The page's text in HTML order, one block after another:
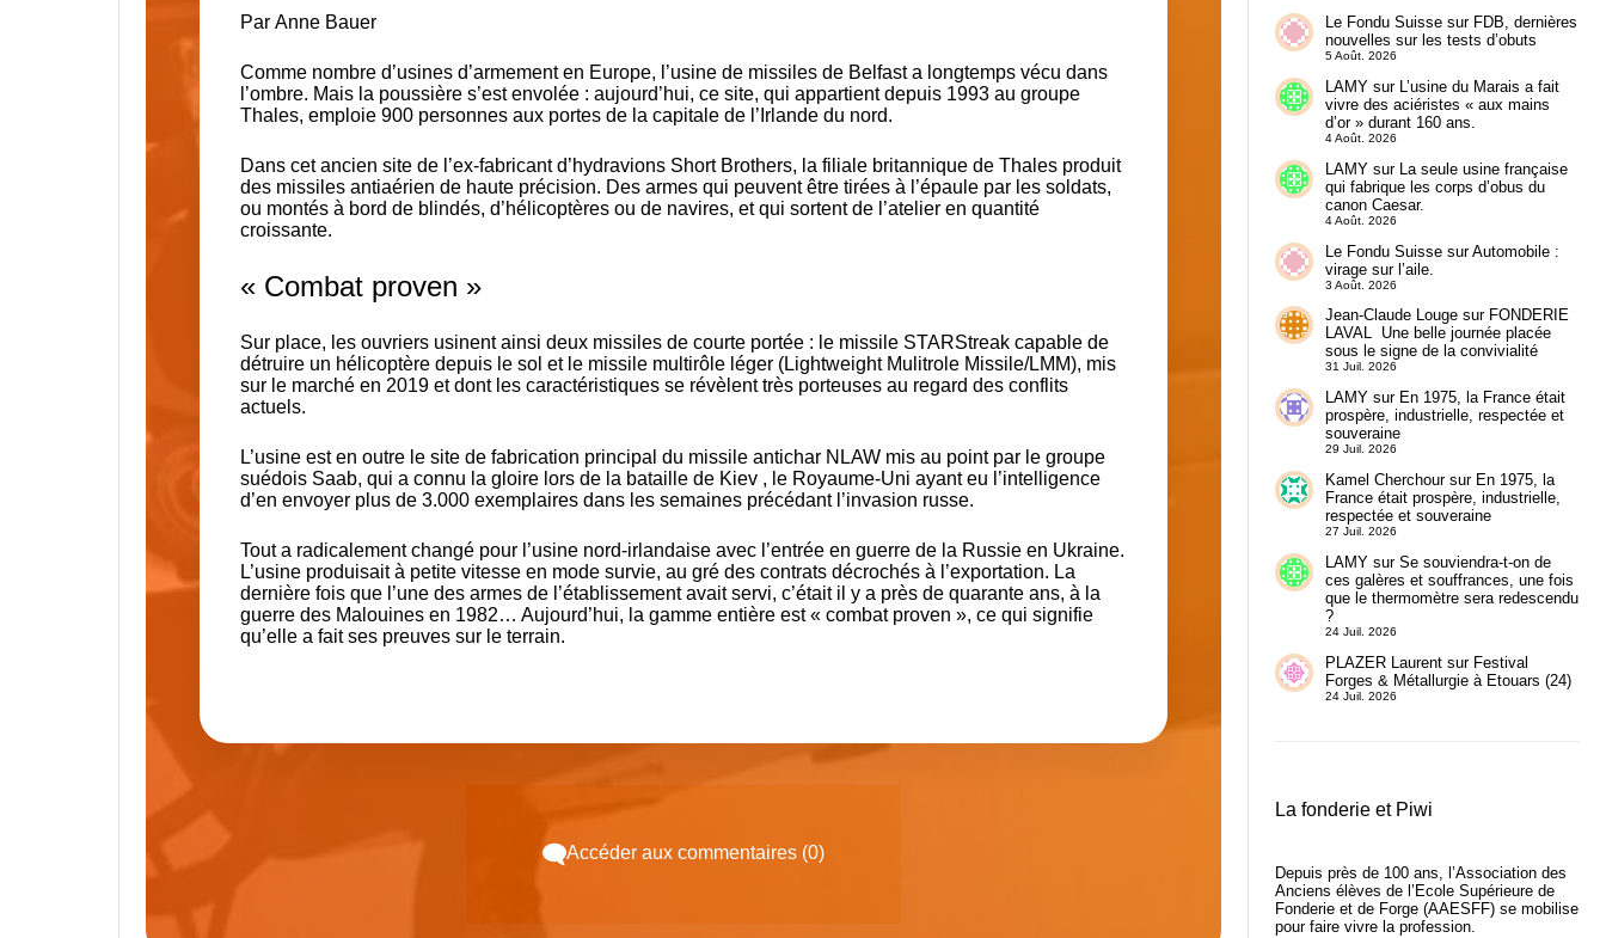
Par Anne Bauer
Comme nombre d’usines d’armement en Europe, l’usine de missiles de Belfast a longtemps vécu dans
l’ombre. Mais la poussière s’est envolée : aujourd’hui, ce site, qui appartient depuis 1993 au groupe
Thales, emploie 900 personnes aux portes de la capitale de l’Irlande du nord.
Dans cet ancien site de l’ex-fabricant d’hydravions Short Brothers, la filiale britannique de Thalesproduit
des missiles antiaérien de haute précision. Des armes qui peuvent être tirées à l’épaule par les soldats,
ou montés à bord de blindés, d’hélicoptères ou de navires, et qui sortent de l’atelier en quantité
croissante.
« Combat proven »
Sur place, les ouvriers usinent ainsi deux missiles de courte portée : le missile STARStreak capable de
détruire un hélicoptère depuis le sol et le missile multirôle léger (Lightweight Mulitrole Missile/LMM), mis
sur le marché en 2019 et dont les caractéristiques se révèlent très porteuses au regard des conflits
actuels.
L’usine est en outre le site de fabrication principal du missile antichar NLAW mis au point par le groupe
suédois Saab, qui a connu la gloire lors de la bataille de Kiev, le Royaume-Uni ayant eu l’intelligence
d’en envoyer plus de 3.000 exemplaires dans les semaines précédant l’invasion russe.
Tout a radicalement changé pour l’usine nord-irlandaise avec l’entrée en guerre de la Russie en Ukraine.
L’usine produisait à petite vitesse en mode survie, au gré des contrats décrochés à l’exportation. La
dernière fois que l’une des armes de l’établissement avait servi, c’était il y a près de quarante ans, à la
guerre des Malouines en 1982… Aujourd’hui, la gamme entière est « combat proven », ce qui signifie
qu’elle a fait ses preuves sur le terrain.
Accéder aux commentaires (0)
Le Fondu Suissesur FDB, dernières
nouvelles sur les tests d’obuts
5 Août. 2026
LAMYsur L’usine du Marais a fait
vivre des aciéristes « aux mains
d’or » durant 160 ans.
4 Août. 2026
LAMYsur
La seule usine française
qui fabrique les corps d’obus du
canon Caesar.
4 Août. 2026
Le Fondu SuissesurAutomobile :
virage sur l’aile.
3 Août. 2026
Jean-Claude Lougesur FONDERIE
LAVAL Une belle journée placée
sous le signe de la convivialité
31 Juil. 2026
LAMYsur En 1975, la France était
prospère, industrielle, respectée et
souveraine
29 Juil. 2026
Kamel Cherchoursur En 1975, la
France était prospère, industrielle,
respectée et souveraine
27 Juil. 2026
LAMYsur Se souviendra-t-on de
ces galères et souffrances, une fois
que le thermomètre sera redescendu
?
24 Juil. 2026
PLAZER Laurentsur Festival
Forges & Métallurgie à Etouars (24)
24 Juil. 2026
La fonderie et Piwi
Depuis près de 100 ans, l’Association des
Anciens élèves de l’Ecole Supérieure de
Fonderie et de Forge (AAESFF) se mobilise
pour faire vivre la profession.